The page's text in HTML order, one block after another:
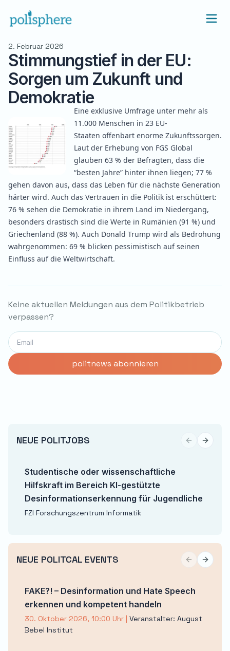
2. Februar 2026
Stimmungstief in der EU:
Sorgen um Zukunft und
Demokratie
Eine exklusive Umfrage unter mehr als
11.000 Menschen in 23 EU-
Staaten offenbart enorme Zukunftssorgen.
Laut der Erhebung von FGS Global
glauben 63 % der Befragten, dass die
“besten Jahre” hinter ihnen liegen; 77 %
gehen davon aus, dass das Leben für die nächste Generation
härter wird. Auch das Vertrauen in die Politik ist erschüttert:
76 % sehen die Demokratie in ihrem Land im Niedergang,
besonders drastisch sind die Werte in Rumänien (91 %) und
Griechenland (88 %). Auch Donald Trump wird als Bedrohung
wahrgenommen: 69 % blicken pessimistisch auf seinen
Einfluss auf die Weltwirtschaft.
Keine aktuellen Meldungen aus dem Politikbetrieb
verpassen?
NEUE POLITJOBS Previous
Next
Studentische oder wissenschaftliche
Hilfskraft im Bereich KI-gestützte
Desinformationserkennung für Jugendliche
FZI Forschungszentrum Informatik
NEUE POLITCAL EVENTS Previous
Next
FAKE?! – Desinformation und Hate Speech
erkennen und kompetent handeln
30. Oktober 2026, 10:00 Uhr | Veranstalter: August
Bebel Institut